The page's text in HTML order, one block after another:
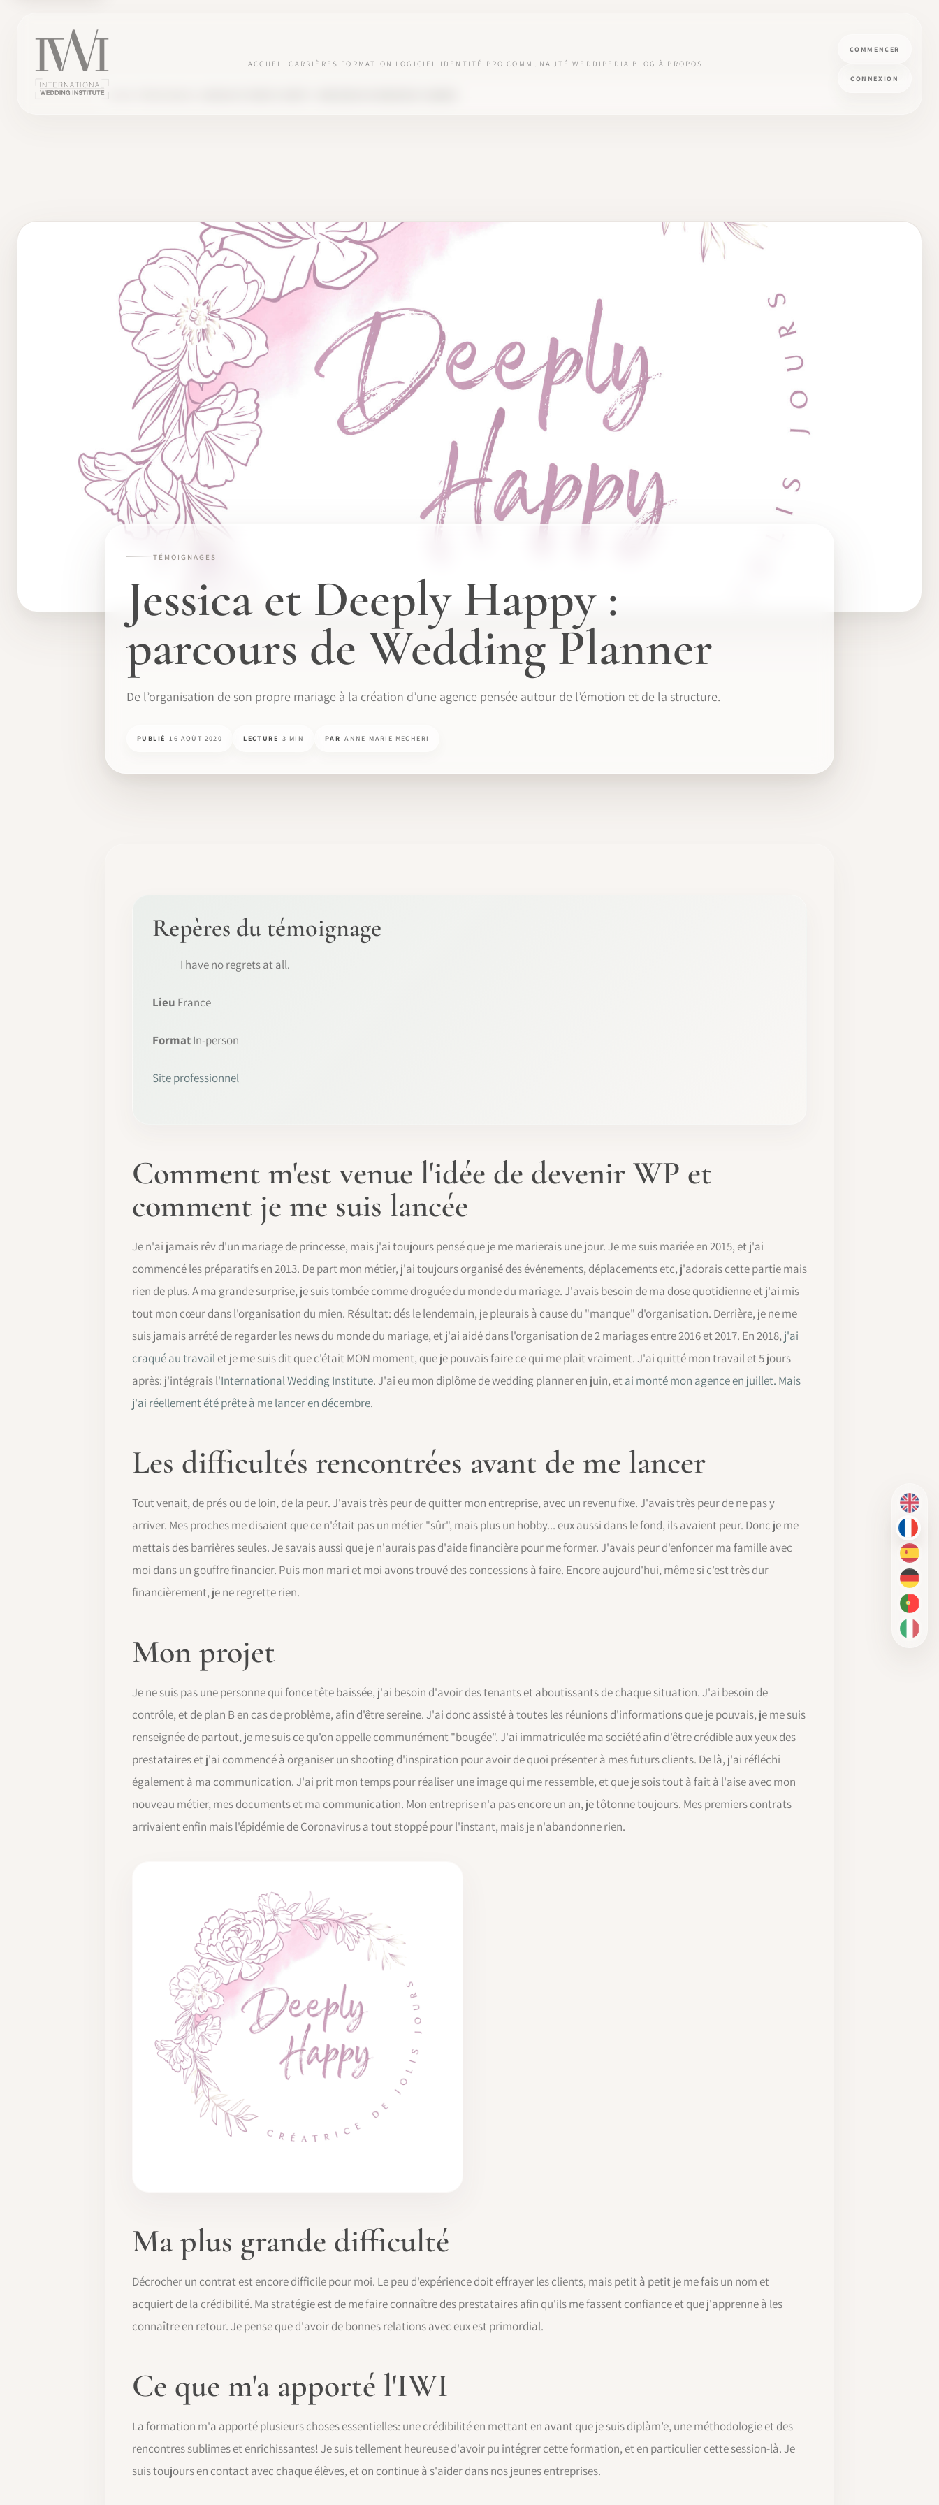
ACCUEIL CARRIÈRES FORMATION LOGICIEL IDENTITÉ PRO COMMUNAUTÉ WEDDIPEDIA BLOG À PROPOS
COMMENCER
CONNEXION
EN
FR
ES
DE
PT-BR
IT
TÉMOIGNAGES
Jessica et Deeply Happy :
parcours de Wedding Planner
De l’organisation de son propre mariage à la création d’une agence pensée autour de l’émotion et de la structure.
PUBLIÉ 16 AOÙT 2020 LECTURE 3 MIN PAR ANNE-MARIE MECHERI
Repères du témoignage
I have no regrets at all.
Lieu France
FormatIn-person
Site professionnel
Comment m'est venue l'idée de devenir WP et
comment je me suis lancée
Je n'ai jamais rêv d'un mariage de princesse, mais j'ai toujours pensé que je me marierais une jour. Je me suis mariée en 2015, et j'ai
commencé les préparatifs en 2013. De part mon métier, j'ai toujours organisé des événements, déplacements etc, j'adorais cette partie mais
rien de plus. A ma grande surprise, je suis tombée comme droguée du monde du mariage. J'avais besoin de ma dose quotidienne et j'ai mis
tout mon cœur dans l'organisation du mien. Résultat: dés le lendemain, je pleurais à cause du "manque" d'organisation. Derrière, je ne me
suis jamais arrété de regarder les news du monde du mariage, et j'ai aidé dans l'organisation de 2 mariages entre 2016 et 2017. En 2018,j'ai
craqué au travailet je me suis dit que c'était MON moment, que je pouvais faire ce qui me plait vraiment. J'ai quitté mon travail et 5 jours
après: j'intégrais l'International Wedding Institute. J'ai eu mon diplôme de wedding planner en juin, etai monté mon agence en juillet. Mais
j'ai réellement été prête à me lancer en décembre.
Les difficultés rencontrées avant de me lancer
Tout venait, de prés ou de loin, de la peur. J'avais très peur de quitter mon entreprise, avec un revenu fixe. J'avais très peur de ne pas y
arriver. Mes proches me disaient que ce n'était pas un métier "sûr", mais plus un hobby... eux aussi dans le fond, ils avaient peur. Donc je me
mettais des barrières seules. Je savais aussi que je n'aurais pas d'aide financière pour me former. J'avais peur d'enfoncer ma famille avec
moi dans un gouffre financier. Puis mon mari et moi avons trouvé des concessions à faire. Encore aujourd'hui, même si c'est très dur
financièrement, je ne regrette rien.
Mon projet
Je ne suis pas une personne qui fonce tête baissée, j'ai besoin d'avoir des tenants et aboutissants de chaque situation. J'ai besoin de
contrôle, et de plan B en cas de problème, afin d'être sereine. J'ai donc assisté à toutes les réunions d'informations que je pouvais, je me suis
renseignée de partout, je me suis ce qu'on appelle communément "bougée". J'ai immatriculée ma société afin d'être crédible aux yeux des
prestataires et j'ai commencé à organiser un shooting d'inspiration pour avoir de quoi présenter à mes futurs clients. De là, j'ai réfléchi
également à ma communication. J'ai prit mon temps pour réaliser une image qui me ressemble, et que je sois tout à fait à l'aise avec mon
nouveau métier, mes documents et ma communication. Mon entreprise n'a pas encore un an, je tôtonne toujours. Mes premiers contrats
arrivaient enfin mais l'épidémie de Coronavirus a tout stoppé pour l'instant, mais je n'abandonne rien.
Ma plus grande difficulté
Décrocher un contrat est encore difficile pour moi. Le peu d'expérience doit effrayer les clients, mais petit à petit je me fais un nom et
acquiert de la crédibilité. Ma stratégie est de me faire connaître des prestataires afin qu'ils me fassent confiance et que j'apprenne à les
connaître en retour. Je pense que d'avoir de bonnes relations avec eux est primordial.
Ce que m'a apporté l'IWI
La formation m'a apporté plusieurs choses essentielles: une crédibilité en mettant en avant que je suis diplàm’e, une méthodologie et des
rencontres sublimes et enrichissantes! Je suis tellement heureuse d'avoir pu intégrer cette formation, et en particulier cette session-là. Je
suis toujours en contact avec chaque élèves, et on continue à s'aider dans nos jeunes entreprises.